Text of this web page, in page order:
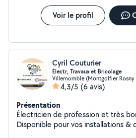
Merci beaucoup Mr Sylvain. A bientôt.
Voir le profil
Cyril Couturier
Électr, Travaux et Bricolage
Villemomble (Montgolfier Rosny
4,3/5 (6 avis)
Présentation
Électricien de profession et très
Disponible pour vos installations &